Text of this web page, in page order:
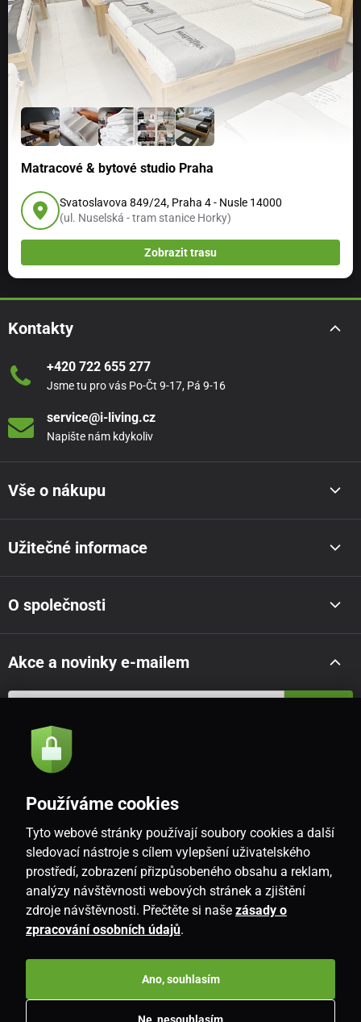
Matracové & bytové studio Praha
Svatoslavova 849/24, Praha 4 - Nusle 14000
(ul. Nuselská - tram stanice Horky)
Zobrazit trasu
Kontakty
+420 722 655 277
Jsme tu pro vás Po-Čt 9-17, Pá 9-16
service@i-living.cz
Napište nám kdykoliv
Vše o nákupu
Užitečné informace
O společnosti
Akce a novinky e-mailem
Souhlasím se
CZ
www.i-living.cz. Všechna práva vyhrazena.
Používáme cookies
Tyto webové stránky používají soubory cookies a další
sledovací nástroje s cílem vylepšení uživatelského
prostředí, zobrazení přizpůsobeného obsahu a reklam,
analýzy návštěvnosti webových stránek a zjištění
zdroje návštěvnosti. Přečtěte si naše zásady o
zpracování osobních údajů.
Ano, souhlasím